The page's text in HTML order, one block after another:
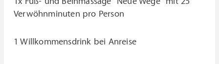
Verwöhnminuten pro Person
1 Willkommensdrink bei Anreise